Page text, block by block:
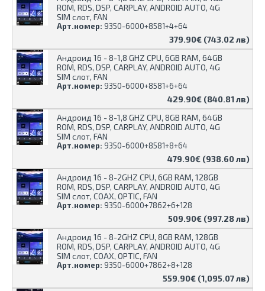
379.90€ (743.02 лв)
ROM, RDS, DSP, CARPLAY, ANDROID AUTO, 4G
SIM слот, FAN
Арт.номер: 9350-6000+8581+4+64
429.90€ (840.81 лв)
Андроид 16 - 8-1,8 GHZ CPU, 6GB RAM, 64GB
ROM, RDS, DSP, CARPLAY, ANDROID AUTO, 4G
SIM слот, FAN
Арт.номер: 9350-6000+8581+6+64
479.90€ (938.60 лв)
Андроид 16 - 8-1,8 GHZ CPU, 8GB RAM, 64GB
ROM, RDS, DSP, CARPLAY, ANDROID AUTO, 4G
SIM слот, FAN
Арт.номер: 9350-6000+8581+8+64
509.90€ (997.28 лв)
Андроид 16 - 8-2GHZ CPU, 6GB RAM, 128GB
ROM, RDS, DSP, CARPLAY, ANDROID AUTO, 4G
SIM слот, COAX, OPTIC, FAN
Арт.номер: 9350-6000+7862+6+128
559.90€ (1,095.07 лв)
Андроид 16 - 8-2GHZ CPU, 8GB RAM, 128GB
ROM, RDS, DSP, CARPLAY, ANDROID AUTO, 4G
SIM слот, COAX, OPTIC, FAN
Арт.номер: 9350-6000+7862+8+128